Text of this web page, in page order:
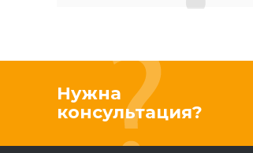
Нужна
консультация?